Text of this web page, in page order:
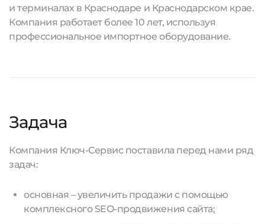
и терминалах в Краснодаре и Краснодарском крае.
Компания работает более 10 лет, используя
профессиональное импортное оборудование.
Задача
Компания Ключ-Сервис поставила перед нами ряд
задач:
основная – увеличить продажи с помощью
комплексного SEO-продвижения сайта;